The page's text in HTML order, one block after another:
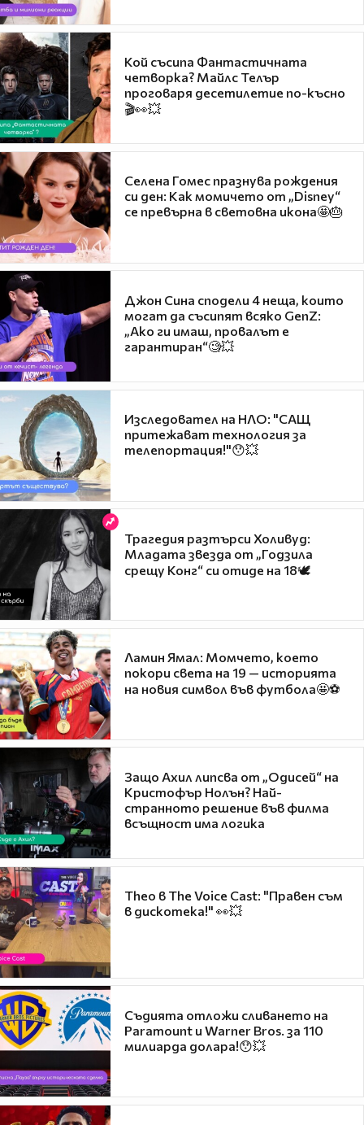
Кой съсипа Фантастичната
четворка? Майлс Телър
проговаря десетилетие по-късно
🎬👀💥
Селена Гомес празнува рождения
си ден: Как момичето от „Disney“
се превърна в световна икона🤩🎂
Джон Сина сподели 4 неща, които
могат да съсипят всяко GenZ:
„Ако ги имаш, провалът е
гарантиран“🧐💥
Изследовател на НЛО: "САЩ
притежават технология за
телепортация!"😯💥
Трагедия разтърси Холивуд:
Младата звезда от „Годзила
срещу Конг“ си отиде на 18🕊️
Ламин Ямал: Момчето, което
покори света на 19 — историята
на новия символ във футбола🤩⚽
Защо Ахил липсва от „Одисей“ на
Кристофър Нолън? Най-
странното решение във филма
всъщност има логика
Theo в The Voice Cast: "Правен съм
в дискотека!" 👀💥
Съдията отложи сливането на
Paramount и Warner Bros. за 110
милиарда долара!😯💥